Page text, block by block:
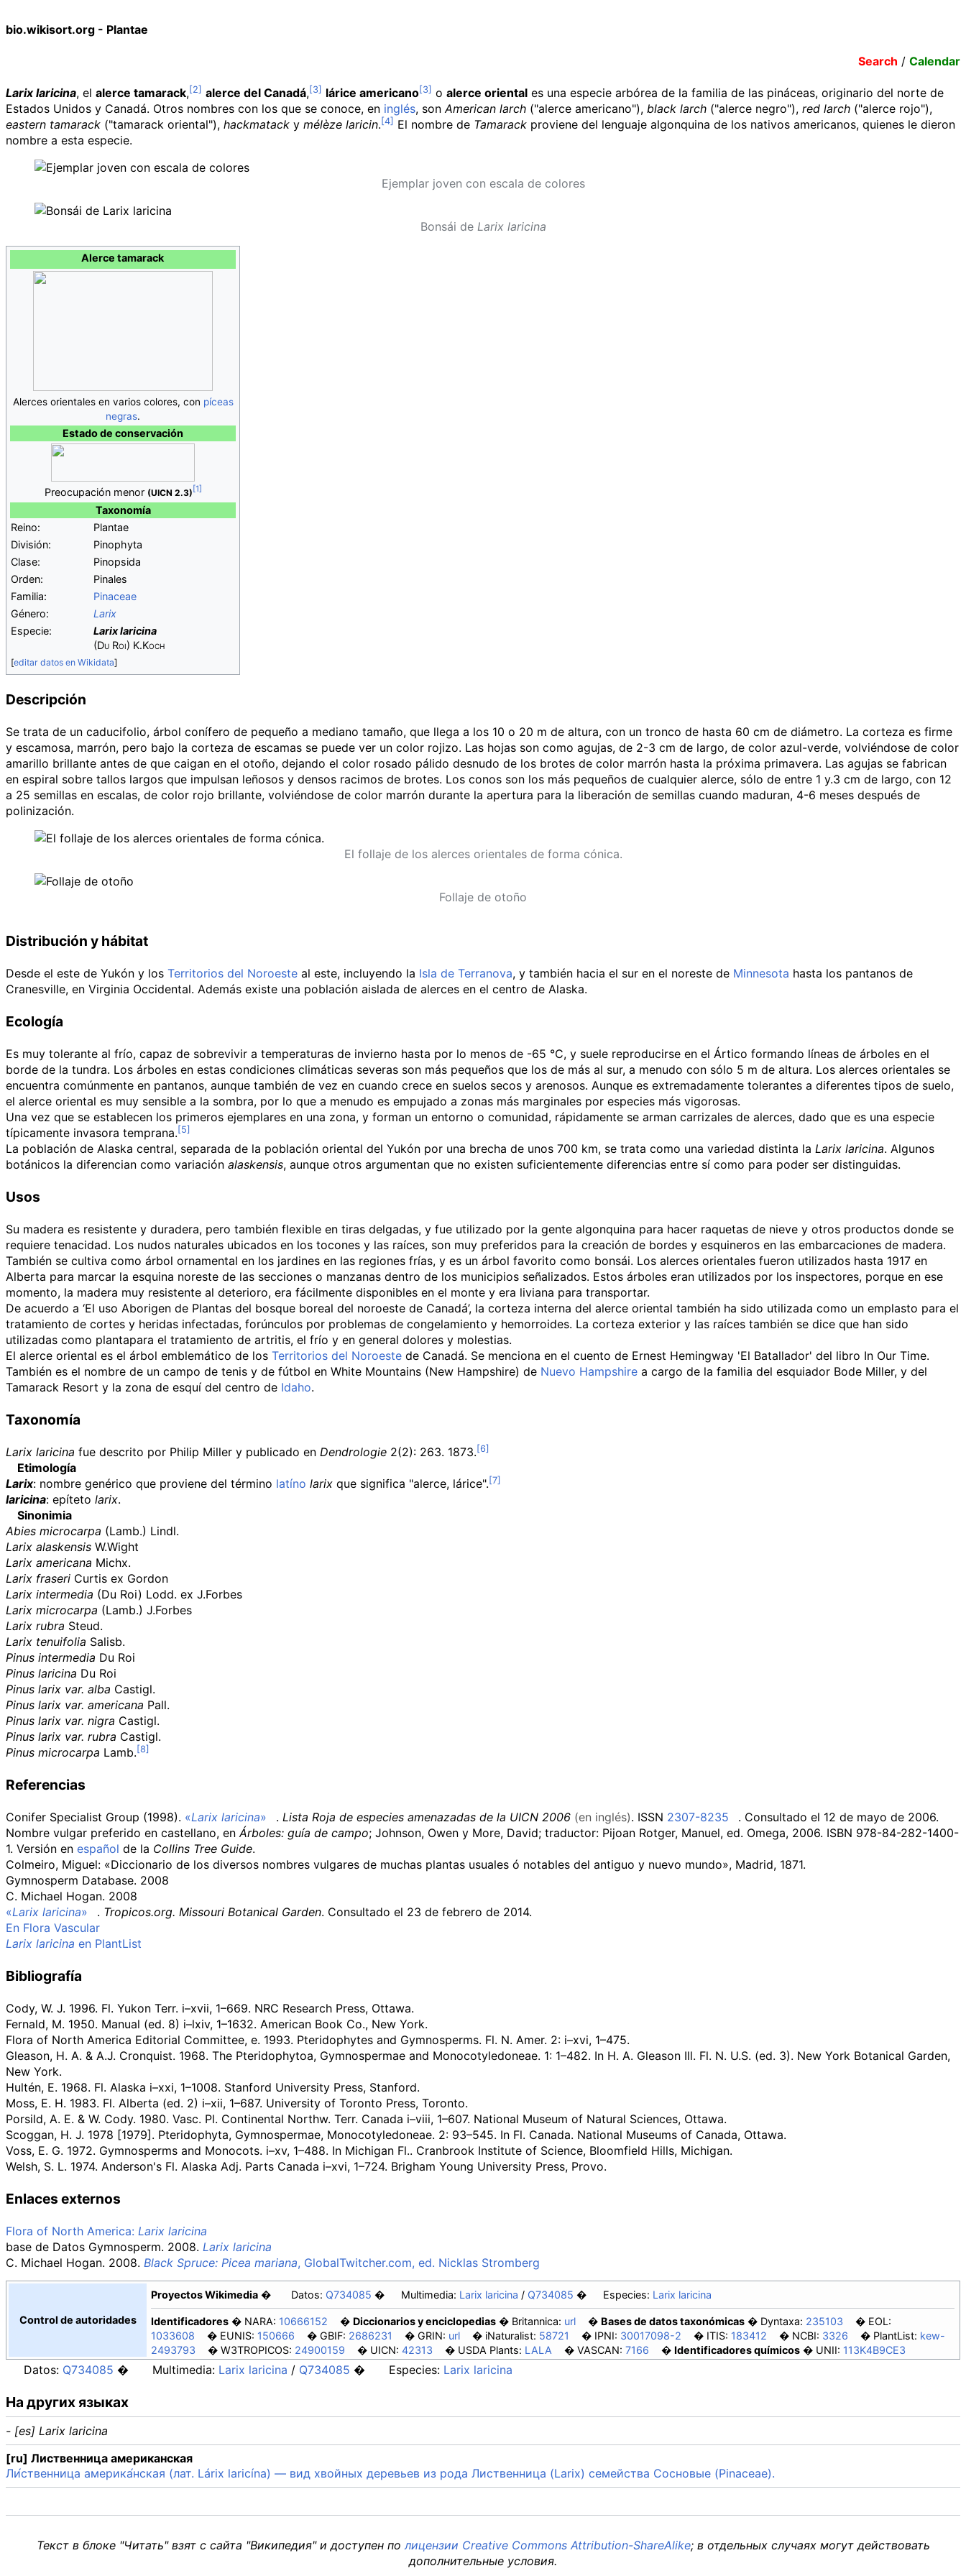
bio.wikisort.org - Plantae
Search / Calendar
Larix laricina, el alerce tamarack, alerce del Canadá, lárice americano o alerce oriental es una especie arbórea de la familia de las pináceas, originario del norte de
Estados Unidos y Canadá. Otros nombres con los que se conoce, en inglés, sonAmerican larch ("alerce americano"), black larch ("alerce negro"), red larch ("alerce rojo"),
eastern tamarack ("tamarack oriental"), hackmatack y mélèze laricin. El nombre de Tamarack proviene del lenguaje algonquina de los nativos americanos, quienes le dieron
nombre a esta especie.
Ejemplar joven con escala de colores
Bonsái de Larix laricina
Alerce tamarack
Alerces orientales en varios colores, con píceas
negras.
Estado de conservación
Preocupación menor (UICN 2.3)
Taxonomía
Reino:
Plantae
División:
Pinophyta
Clase:
Pinopsida
Orden:
Pinales
Familia:
Pinaceae
Género:
Larix
Especie:
Larix laricina
(Du Roi) K.Koch
[editar datos en Wikidata]
Descripción
Se trata de un caducifolio, árbol conífero de pequeño a mediano tamaño, que llega a los 10 o 20 m de altura, con un tronco de hasta 60 cm de diámetro. La corteza es firme
y escamosa, marrón, pero bajo la corteza de escamas se puede ver un color rojizo. Las hojas son como agujas, de 2-3 cm de largo, de color azul-verde, volviéndose de color
amarillo brillante antes de que caigan en el otoño, dejando el color rosado pálido desnudo de los brotes de color marrón hasta la próxima primavera. Las agujas se fabrican
en espiral sobre tallos largos que impulsan leñosos y densos racimos de brotes. Los conos son los más pequeños de cualquier alerce, sólo de entre 1 y.3 cm de largo, con 12
a 25 semillas en escalas, de color rojo brillante, volviéndose de color marrón durante la apertura para la liberación de semillas cuando maduran, 4-6 meses después de
polinización.
El follaje de los alerces orientales de forma cónica.
Follaje de otoño
Distribución y hábitat
Desde el este de Yukón y los Territorios del Noroeste al este, incluyendo la Isla de Terranova, y también hacia el sur en el noreste de Minnesota hasta los pantanos de
Cranesville, en Virginia Occidental. Además existe una población aislada de alerces en el centro de Alaska.
Ecología
Es muy tolerante al frío, capaz de sobrevivir a temperaturas de invierno hasta por lo menos de -65 °C, y suele reproducirse en el Ártico formando líneas de árboles en el
borde de la tundra. Los árboles en estas condiciones climáticas severas son más pequeños que los de más al sur, a menudo con sólo 5 m de altura. Los alerces orientales se
encuentra comúnmente en pantanos, aunque también de vez en cuando crece en suelos secos y arenosos. Aunque es extremadamente tolerantes a diferentes tipos de suelo,
el alerce oriental es muy sensible a la sombra, por lo que a menudo es empujado a zonas más marginales por especies más vigorosas.
Una vez que se establecen los primeros ejemplares en una zona, y forman un entorno o comunidad, rápidamente se arman carrizales de alerces, dado que es una especie
típicamente invasora temprana.
La población de Alaska central, separada de la población oriental del Yukón por una brecha de unos 700 km, se trata como una variedad distinta la Larix laricina. Algunos
botánicos la diferencian como variación alaskensis, aunque otros argumentan que no existen suficientemente diferencias entre sí como para poder ser distinguidas.
Usos
Su madera es resistente y duradera, pero también flexible en tiras delgadas, y fue utilizado por la gente algonquina para hacer raquetas de nieve y otros productos donde se
requiere tenacidad. Los nudos naturales ubicados en los tocones y las raíces, son muy preferidos para la creación de bordes y esquineros en las embarcaciones de madera.
También se cultiva como árbol ornamental en los jardines en las regiones frías, y es un árbol favorito como bonsái. Los alerces orientales fueron utilizados hasta 1917 en
Alberta para marcar la esquina noreste de las secciones o manzanas dentro de los municipios señalizados. Estos árboles eran utilizados por los inspectores, porque en ese
momento, la madera muy resistente al deterioro, era fácilmente disponibles en el monte y era liviana para transportar.
De acuerdo a ‘El uso Aborigen de Plantas del bosque boreal del noroeste de Canadá’, la corteza interna del alerce oriental también ha sido utilizada como un emplasto para el
tratamiento de cortes y heridas infectadas, forúnculos por problemas de congelamiento y hemorroides. La corteza exterior y las raíces también se dice que han sido
utilizadas como plantapara el tratamiento de artritis, el frío y en general dolores y molestias.
El alerce oriental es el árbol emblemático de los Territorios del Noroeste de Canadá. Se menciona en el cuento de Ernest Hemingway 'El Batallador' del libro In Our Time.
También es el nombre de un campo de tenis y de fútbol en White Mountains (New Hampshire) de Nuevo Hampshire a cargo de la familia del esquiador Bode Miller, y del
Tamarack Resort y la zona de esquí del centro de Idaho.
Taxonomía
Larix laricina fue descrito por Philip Miller y publicado en Dendrologie 2(2): 263. 1873.
Etimología
Larix: nombre genérico que proviene del término latíno larix que significa "alerce, lárice".
laricina: epíteto larix.
Sinonimia
Abies microcarpa (Lamb.) Lindl.
Larix alaskensis W.Wight
Larix americana Michx.
Larix fraseri Curtis ex Gordon
Larix intermedia (Du Roi) Lodd. ex J.Forbes
Larix microcarpa (Lamb.) J.Forbes
Larix rubra Steud.
Larix tenuifolia Salisb.
Pinus intermedia Du Roi
Pinus laricina Du Roi
Pinus larix var. alba Castigl.
Pinus larix var. americana Pall.
Pinus larix var. nigra Castigl.
Pinus larix var. rubra Castigl.
Pinus microcarpa Lamb.
Referencias
Conifer Specialist Group (1998). «Larix laricina» . Lista Roja de especies amenazadas de la UICN 2006 (en inglés). ISSN 2307-8235 . Consultado el 12 de mayo de 2006.
Nombre vulgar preferido en castellano, enÁrboles: guía de campo; Johnson, Owen y More, David; traductor: Pijoan Rotger, Manuel, ed. Omega, 2006. ISBN 978-84-282-1400-
1. Versión en español de la Collins Tree Guide.
Colmeiro, Miguel: «Diccionario de los diversos nombres vulgares de muchas plantas usuales ó notables del antiguo y nuevo mundo», Madrid, 1871.
Gymnosperm Database. 2008
C. Michael Hogan. 2008
«Larix laricina» . Tropicos.org. Missouri Botanical Garden. Consultado el 23 de febrero de 2014.
En Flora Vascular
Larix laricina en PlantList
Bibliografía
Cody, W. J. 1996. Fl. Yukon Terr. i–xvii, 1–669. NRC Research Press, Ottawa.
Fernald, M. 1950. Manual (ed. 8) i–lxiv, 1–1632. American Book Co., New York.
Flora of North America Editorial Committee, e. 1993. Pteridophytes and Gymnosperms. Fl. N. Amer. 2: i–xvi, 1–475.
Gleason, H. A. & A.J. Cronquist. 1968. The Pteridophytoa, Gymnospermae and Monocotyledoneae. 1: 1–482. In H. A. Gleason Ill. Fl. N. U.S. (ed. 3). New York Botanical Garden,
New York.
Hultén, E. 1968. Fl. Alaska i–xxi, 1–1008. Stanford University Press, Stanford.
Moss, E. H. 1983. Fl. Alberta (ed. 2) i–xii, 1–687. University of Toronto Press, Toronto.
Porsild, A. E. & W. Cody. 1980. Vasc. Pl. Continental Northw. Terr. Canada i–viii, 1–607. National Museum of Natural Sciences, Ottawa.
Scoggan, H. J. 1978 [1979]. Pteridophyta, Gymnospermae, Monocotyledoneae. 2: 93–545. In Fl. Canada. National Museums of Canada, Ottawa.
Voss, E. G. 1972. Gymnosperms and Monocots. i–xv, 1–488. In Michigan Fl.. Cranbrook Institute of Science, Bloomfield Hills, Michigan.
Welsh, S. L. 1974. Anderson's Fl. Alaska Adj. Parts Canada i–xvi, 1–724. Brigham Young University Press, Provo.
Enlaces externos
Flora of North America: Larix laricina
base de Datos Gymnosperm. 2008. Larix laricina
C. Michael Hogan. 2008. Black Spruce: Picea mariana, GlobalTwitcher.com, ed. Nicklas Stromberg
Control de autoridades
Proyectos Wikimedia Datos: Q734085 Multimedia: Larix laricina / Q734085 Especies: Larix laricina
Identificadores NARA: 10666152 Diccionarios y enciclopedias Britannica: url Bases de datos taxonómicas Dyntaxa: 235103
EOL:
1033608
EUNIS: 150666 GBIF: 2686231 GRIN: url iNaturalist: 58721 IPNI: 30017098-2 ITIS: 183412 NCBI: 3326 PlantList: kew-
2493793
W3TROPICOS: 24900159 UICN: 42313 USDA Plants: LALA VASCAN: 7166 Identificadores químicos UNII: 113K4B9CE3
Datos: Q734085 Multimedia: Larix laricina / Q734085 Especies: Larix laricina
На других языках
- [es] Larix laricina
[ru] Лиственница американская
Ли́ственница америка́нская (лат. Lárix laricína) — вид хвойных деревьев из рода Лиственница (Larix) семейства Сосновые (Pinaceae).
Текст в блоке "Читать" взят с сайта "Википедия" и доступен полицензии Creative Commons Attribution-ShareAlike; в отдельных случаях могут действовать
дополнительные условия.